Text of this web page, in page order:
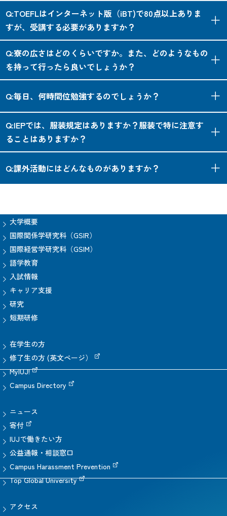
A:提示したTOEICの点数はあくまでも目安で、受講の可否はそ
の他の書類や英語エッセイ、英語面接の結果と合わせて総合的
に決めています。ですから、点数が少々足りないから受講でき
ないということではありませんのでご安心ください。ただし、
IEPは英語力が中級程度の方々を想定して作り上げられた講座
ですので、レベルによっては受講をお断りすることがありま
Q:TOEFLはインターネット版（iBT)で80点以上ありま
すが、受講する必要がありますか？
A:コミュニケーション能力やライティングに不安のある方に
は、TOEFLの点数にかかわらず、IEPの受講をお勧めしていま
す。TOEFLの点数が高くても、英作文や英語のプレゼンテー
いです。
Q:寮の広さはどのくらいですか。また、どのようなもの
を持って行ったら良いでしょうか？
ポーツ用具等の身の回りのものだけで大丈夫です。自炊をする
方は、食器・鍋類も必要です。居室には、エアコン、バス・ト
イレ、ベッド（寝具・シーツ付）、学習机、椅子、ランプ、引
出し・棚付ワードローブ、ベッド下収納等が装備されていま
す。タオル、コップ、スリッパ等はご用意ください。
最寄りのJR浦佐駅、近隣のショッピングセンターへは、定期
的に大学の無料バスが運行していますが、自家用車等があると
Q:毎日、何時間位勉強するのでしょうか？
A:IEPの授業自体は週に23時間です。授業以外の学習時間は、
個人差はありますが、 予習・復習・宿題で1日平均4時間程度
です。
Q:IEPでは、服装規定はありますか？服装で特に注意す
ることはありますか？
の修了証書授与式（パーティー）では、セミフォーマルな服装
でお願いしていますので、スーツ等を1着ご用意ください。
Q:課外活動にはどんなものがありますか？
鑑賞、音楽鑑賞、クラス毎の食事会等があります。課外活動で
のコミュニケーションも全て英語で行っています。
大学概要
国際関係学研究科（GSIR）
国際経営学研究科（GSIM）
語学教育
入試情報
キャリア支援
研究
短期研修
在学生の方
修了生の方 (英文ページ）
MyIUJ!
Campus Directory
ニュース
寄付
IUJで働きたい方
公益通報・相談窓口
Campus Harassment Prevention
Top Global University
アクセス